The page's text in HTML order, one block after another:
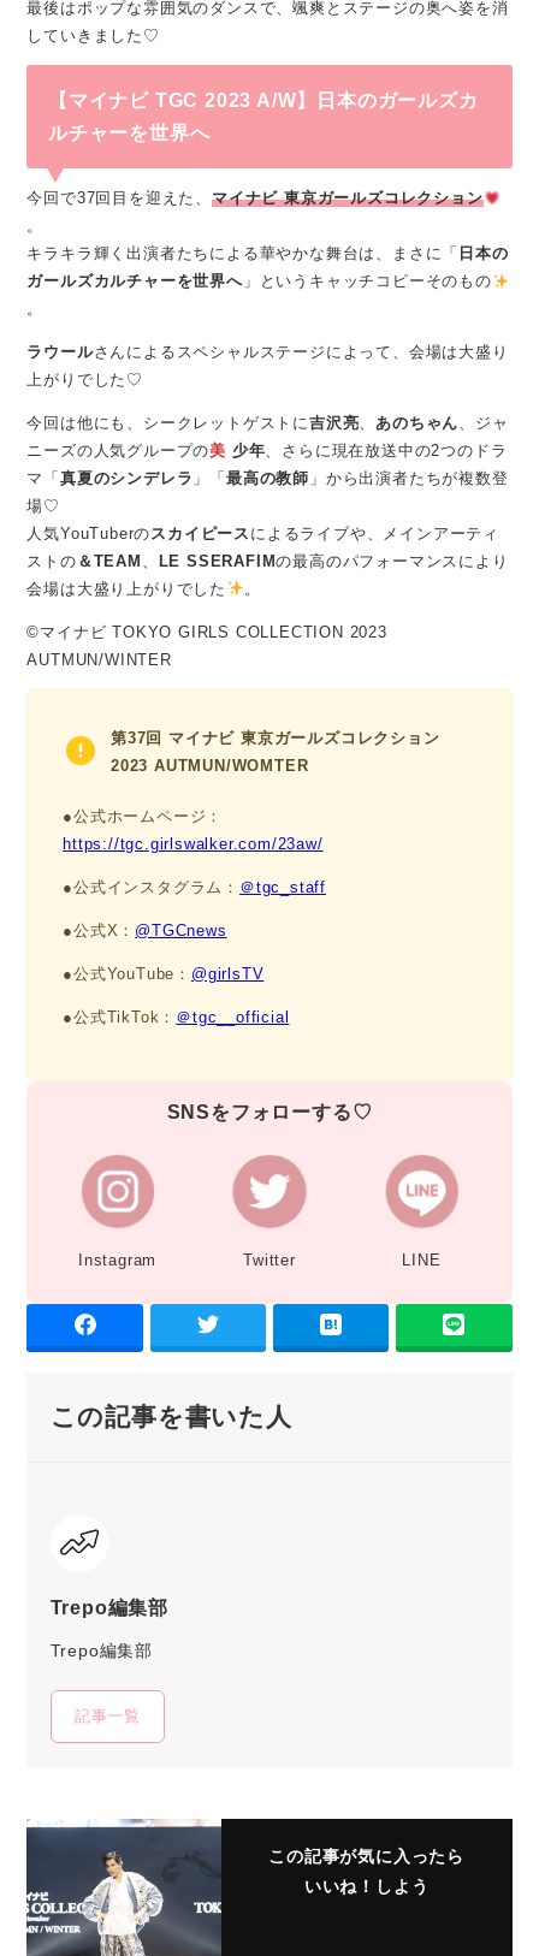
最後はポップな雰囲気のダンスで、颯爽とステージの奥へ姿を消
していきました♡
【マイナビ TGC 2023 A/W】
日本のガールズカ
ルチャーを世界へ
今回で37回目を迎えた、 マイナビ 東京ガールズコレクション
。
キラキラ輝く出演者たちによる華やかな舞台は、まさに「 日本の
ガールズカルチャーを世界へ」というキャッチコピーそのもの
。
ラウールさんによるスペシャルステージによって、会場は大盛り
上がりでした♡
今回は他にも、シークレットゲストに 吉沢亮 あのちゃん 、ジャ
ニーズの人気グループの美 少年 、さらに現在放送中の2つのドラ
マ「 真夏のシンデレラ 」「最高の教師 」から出演者たちが複数登
場♡
人気YouTuberの スカイピース によるライブや、メインアーティ
ストの ＆TEAM LE SSERAFIMの最高のパフォーマンスにより
会場は大盛り上がりでした
。
©マイナビ TOKYO GIRLS COLLECTION 2023
AUTMUN/WINTER
第37回 マイナビ 東京ガールズコレクション
2023 AUTMUN/WOMTER
●公式ホームページ：
https://tgc.girlswalker.com/23aw/
●公式インスタグラム： ＠tgc_staff
●公式X： @TGCnews
●公式YouTube： @girlsTV
●公式TikTok： ＠tgc__official
SNSをフォローする♡
Instagram Twitter LINE
この記事を書いた人
Trepo編集部
Trepo編集部
記事一覧
この記事が気に入ったら
いいね！しよう